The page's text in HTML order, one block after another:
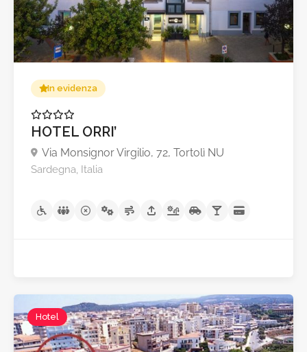
A partire da
In evidenza
HOTEL ORRI’
Via Monsignor Virgilio, 72, Tortolì NU
Sardegna, Italia
Hotel